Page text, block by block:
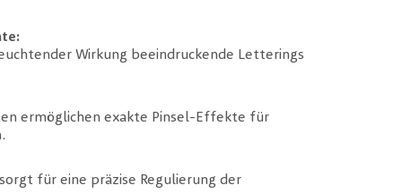
Wirkung beeindruckende Letterings
ermöglichen exakte Pinsel-Effekte für
für eine präzise Regulierung der